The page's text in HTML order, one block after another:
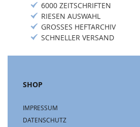
6000 ZEITSCHRIFTEN
RIESEN AUSWAHL
GROSSES HEFTARCHIV
SCHNELLER VERSAND
SHOP
IMPRESSUM
DATENSCHUTZ